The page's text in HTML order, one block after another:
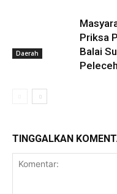
Daerah
Priksa
Balai
TINGGALKAN